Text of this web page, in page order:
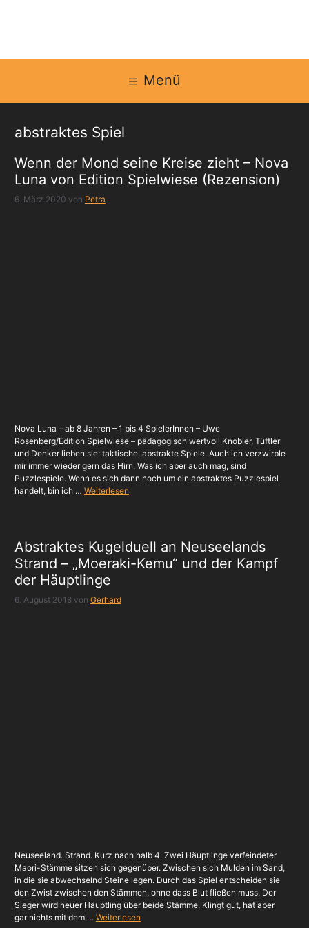
Menü
abstraktes Spiel
Wenn der Mond seine Kreise zieht – Nova
Luna von Edition Spielwiese (Rezension)
6. März 2020 von Petra
Nova Luna – ab 8 Jahren – 1 bis 4 SpielerInnen – Uwe
Rosenberg/Edition Spielwiese – pädagogisch wertvoll Knobler, Tüftler
und Denker lieben sie: taktische, abstrakte Spiele. Auch ich verzwirble
mir immer wieder gern das Hirn. Was ich aber auch mag, sind
Puzzlespiele. Wenn es sich dann noch um ein abstraktes Puzzlespiel
handelt, bin ich … Weiterlesen
Abstraktes Kugelduell an Neuseelands
Strand – „Moeraki-Kemu“ und der Kampf
der Häuptlinge
6. August 2018 von Gerhard
Neuseeland. Strand. Kurz nach halb 4. Zwei Häuptlinge verfeindeter
Maori-Stämme sitzen sich gegenüber. Zwischen sich Mulden im Sand,
in die sie abwechselnd Steine legen. Durch das Spiel entscheiden sie
den Zwist zwischen den Stämmen, ohne dass Blut fließen muss. Der
Sieger wird neuer Häuptling über beide Stämme. Klingt gut, hat aber
gar nichts mit dem … Weiterlesen